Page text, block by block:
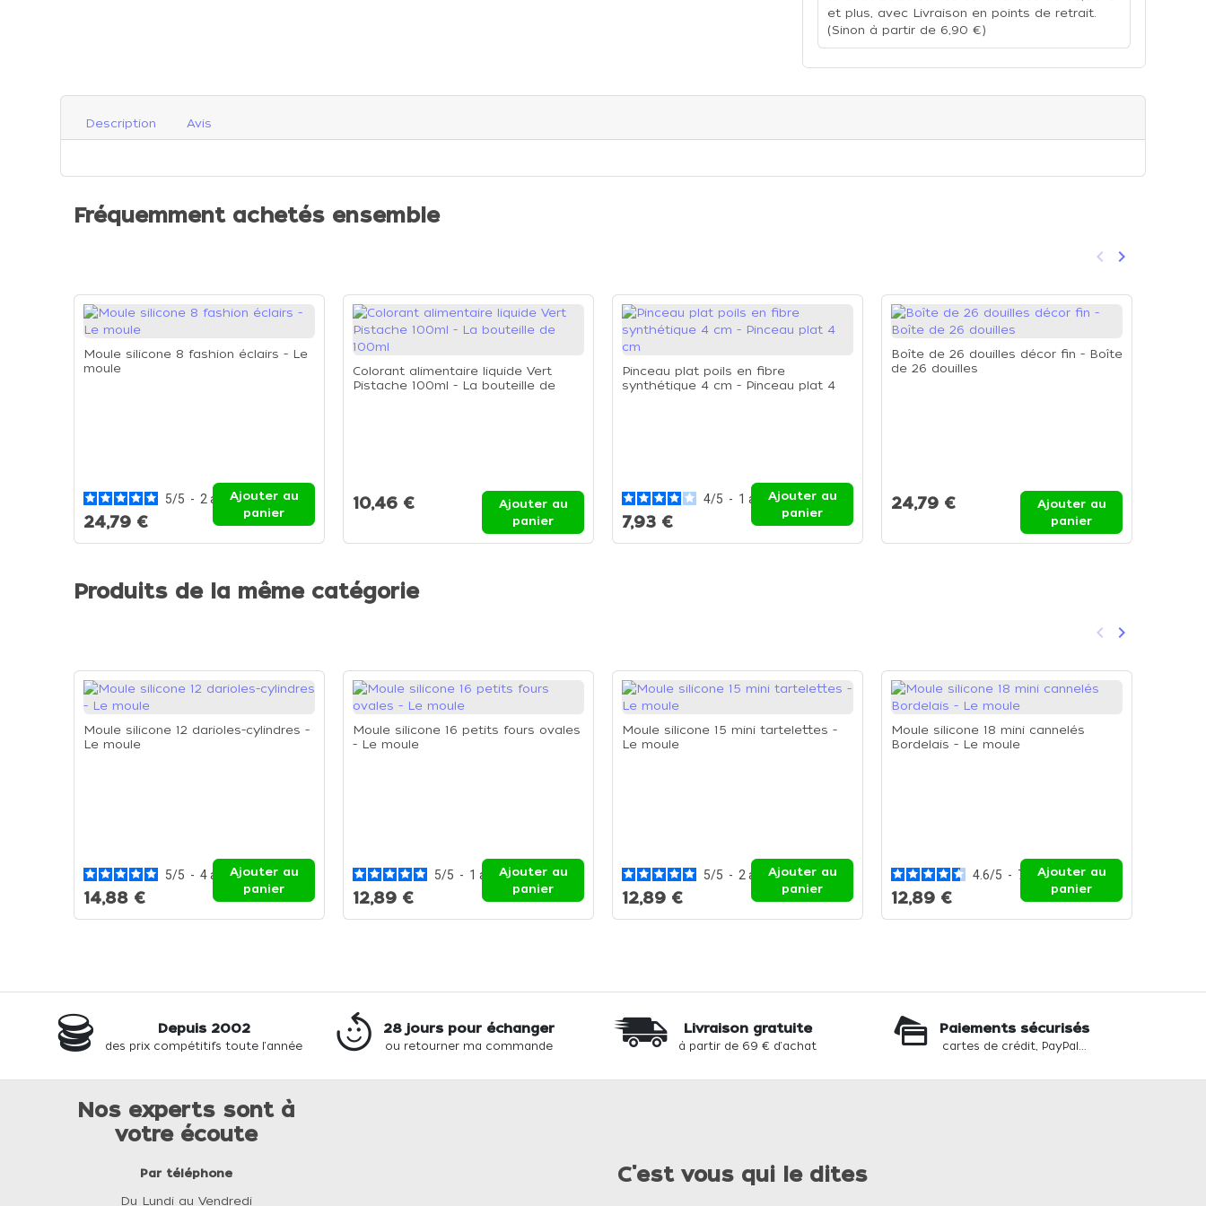
et plus, avec Livraison en points de retrait.
(Sinon à partir de 6,90 €)
Description Avis
Fréquemment achetés ensemble
Précédent
keyboard_arrow_left Suivant
keyboard_arrow_right
Moule silicone 8 fashion éclairs - Le
moule
5/5 - 2 avis
24,79 €
Ajouter au
panier
Colorant alimentaire liquide Vert
Pistache 100ml - La bouteille de
10,46 €
Ajouter au
panier
Pinceau plat poils en fibre
synthétique 4 cm - Pinceau plat 4
4/5 - 1 avis
7,93 €
Ajouter au
panier
Boîte de 26 douilles décor fin - Boîte
de 26 douilles
24,79 €
Ajouter au
panier
Produits de la même catégorie
Précédent
keyboard_arrow_left Suivant
keyboard_arrow_right
Moule silicone 12 darioles-cylindres -
Le moule
5/5 - 4avis
14,88 €
Ajouter au
panier
Moule silicone 16 petits fours ovales
- Le moule
5/5 - 1 avis
12,89 €
Ajouter au
panier
Moule silicone 15 mini tartelettes -
Le moule
5/5 - 2 avis
12,89 €
Ajouter au
panier
Moule silicone 18 mini cannelés
Bordelais - Le moule
4.6/5 - 7 avis
12,89 €
Ajouter au
panier
Depuis 2002
des prix compétitifs toute l'année
28 jours pour échanger
ou retourner ma commande
Livraison gratuite
à partir de 69 € d'achat
Paiements sécurisés
cartes de crédit, PayPal...
Nos experts sont à
votre écoute
Par téléphone
Du Lundi au Vendredi
C'est vous qui le dites